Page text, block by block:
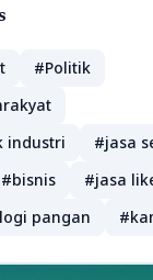
#Politik
industri
#jasa
#bisnis
#jasa
pangan